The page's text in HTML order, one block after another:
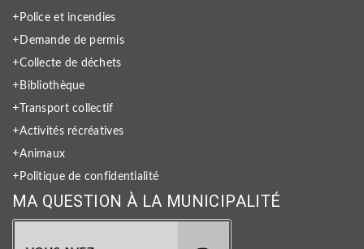
+ Police et incendies
+ Demande de permis
+Collecte de déchets
+ Bibliothèque
+ Transport collectif
+Activités récréatives
+Animaux
+ Politique de confidentialité
MA QUESTION À LA MUNICIPALITÉ